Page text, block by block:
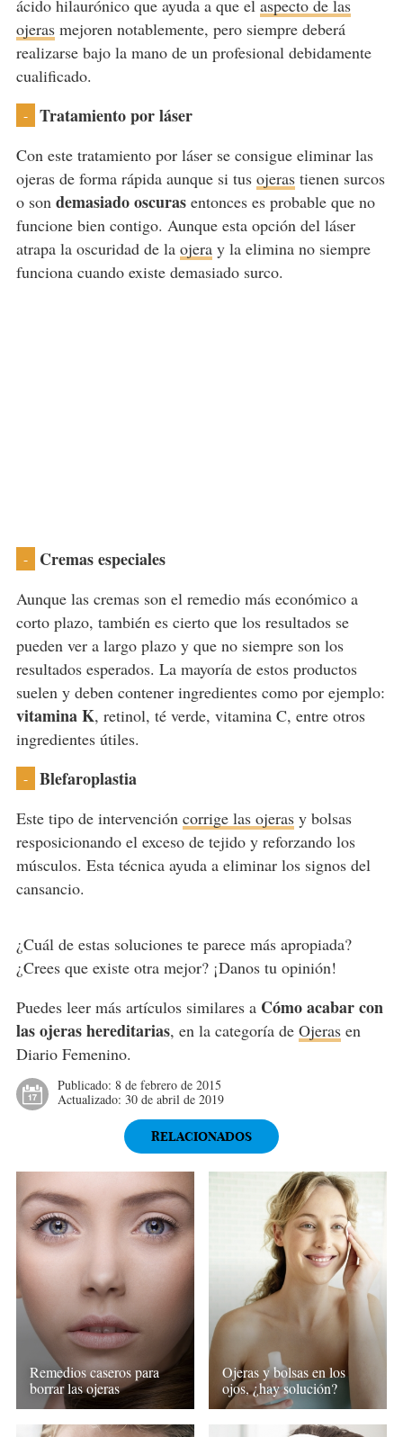
ácido hilaurónico que ayuda a que el aspecto de las
ojerasmejoren notablemente, pero siempre deberá
realizarse bajo la mano de un profesional debidamente
cualificado.
- Tratamiento por láser
Con este tratamiento por láser se consigue eliminar las
ojeras de forma rápida aunque si tus ojerastienen surcos
o son demasiado oscurasentonces es probable que no
funcione bien contigo. Aunque esta opción del láser
atrapa la oscuridad de la ojeray la elimina no siempre
funciona cuando existe demasiado surco.
- Cremas especiales
Aunque las cremas son el remedio más económico a
corto plazo, también es cierto que los resultados se
pueden ver a largo plazo y que no siempre son los
resultados esperados. La mayoría de estos productos
suelen y deben contener ingredientes como por ejemplo:
vitamina K, retinol, té verde, vitamina C, entre otros
ingredientes útiles.
- Blefaroplastia
Este tipo de intervención corrige las ojerasy bolsas
resposicionando el exceso de tejido y reforzando los
músculos. Esta técnica ayuda a eliminar los signos del
cansancio.
¿Cuál de estas soluciones te parece más apropiada?
¿Crees que existe otra mejor? ¡Danos tu opinión!
Puedes leer más artículos similares a Cómo acabar con
las ojeras hereditarias, en la categoría de Ojerasen
Diario Femenino.
Publicado: 8 de febrero de 2015
Actualizado: 30 de abril de 2019
RELACIONADOS
Remedios caseros para
borrar las ojeras
Ojeras y bolsas en los
ojos, ¿hay solución?